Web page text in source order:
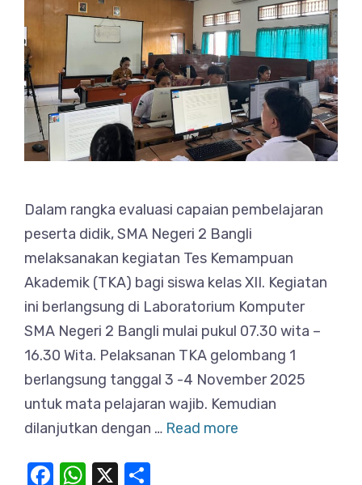
Dalam rangka evaluasi capaian pembelajaran
peserta didik, SMA Negeri 2 Bangli
melaksanakan kegiatan Tes Kemampuan
Akademik (TKA) bagi siswa kelas XII. Kegiatan
ini berlangsung di Laboratorium Komputer
SMA Negeri 2 Bangli mulai pukul 07.30 wita –
16.30 Wita. Pelaksanan TKA gelombang 1
berlangsung tanggal 3 -4 November 2025
untuk mata pelajaran wajib. Kemudian
dilanjutkan dengan … Read more
F
W X